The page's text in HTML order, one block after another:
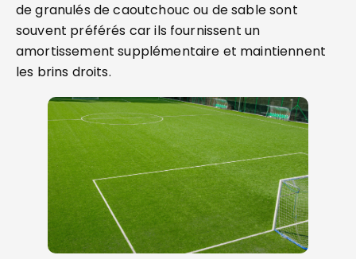
de granulés de caoutchouc ou de sable sont
souvent préférés car ils fournissent un
amortissement supplémentaire et maintiennent
les brins droits.